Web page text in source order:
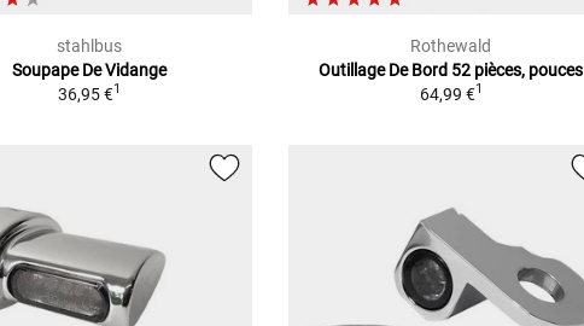
stahlbus
Soupape De Vidange
36,95 €1
Rothewald
Outillage De Bord 52 pièces, pouces
64,99 €1